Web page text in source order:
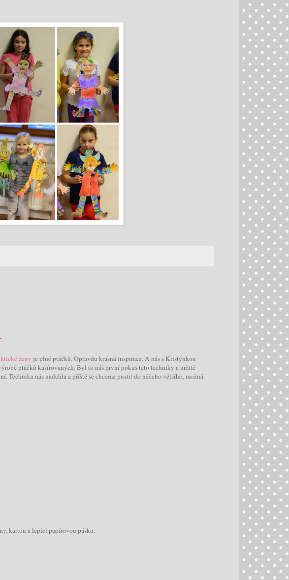
ženy je plné ptáčků. Opravdu krásná inspirace. A nás s Kristýnkou
ptáčků kašírovaných. Byl to náš první pokus této techniky a určitě
Technika nás nadchla a příště se chceme pustit do něčeho většího, možná
karton a lepící papírovou pásku.